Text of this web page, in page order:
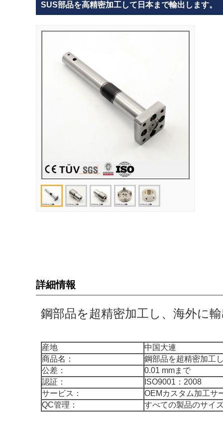
SUS部品を高精密加工して日本まで輸出します。
詳細情報
鋼部品を超精密加工し、海外に
産地
中国大連
商品名：
鋼部品を超精密加工
公差：
0.01 mmまで
認証：
ISO9001：2008
サービス：
OEMカスタム加工サ
QC管理：
すべての製品のサイ